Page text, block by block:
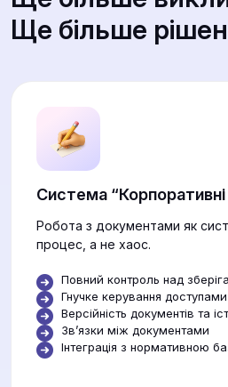
Ще більше
Система
Робота з документами як
процес, а не хаос.
Повний контроль над
Гнучке керування доступами
Версійність документів та
Звʼязки між документами
Інтеграція з нормативною